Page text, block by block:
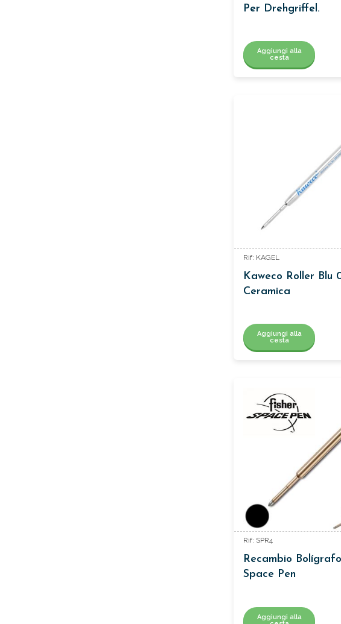
Per Drehgriffel.
Aggiungi alla
cesta
Rif: KAGEL
Kaweco Roller Blu
Ceramica
Aggiungi alla
cesta
Rif: SPR4
Recambio
Space Pen
Aggiungi alla